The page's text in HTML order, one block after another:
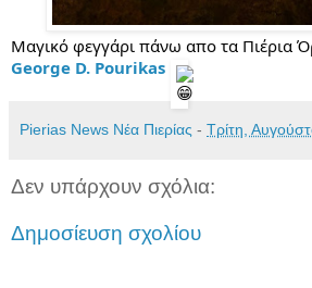
Μαγικό φεγγάρι πάνω απο τα Πιέρια
George D. Pourikas
Pierias News Νέα Πιερίας - Τρίτη,
Δεν υπάρχουν σχόλια:
Δημοσίευση σχολίου